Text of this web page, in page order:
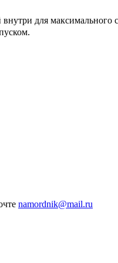
для максимального
namordnik@mail.ru